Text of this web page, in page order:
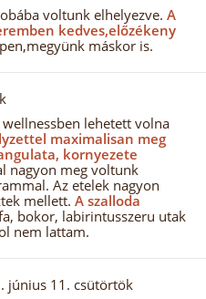
voltunk elhelyezve. A
kedves,előzékeny
máskor is.
lehetett volna
maximalisan meg
kornyezete
nagyon meg voltunk
Az etelek nagyon
mellett. A szalloda
bokor, labirintusszeru utak
nem lattam.
június 11. csütörtök